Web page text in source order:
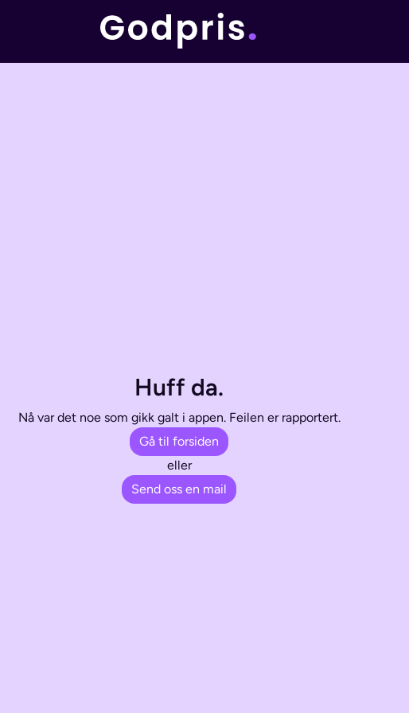
Huff da.
Nå var det noe som gikk galt i appen. Feilen er rapportert.
Gå til forsiden
eller
Send oss en mail